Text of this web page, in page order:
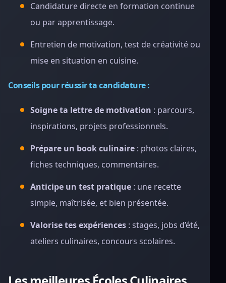
Candidature directe en formation continue
ou par apprentissage.
Entretien de motivation, test de créativité ou
mise en situation en cuisine.
Conseils pour réussir ta candidature :
Soigne ta lettre de motivation : parcours,
inspirations, projets professionnels.
Prépare un book culinaire : photos claires,
fiches techniques, commentaires.
Anticipe un test pratique : une recette
simple, maîtrisée, et bien présentée.
Valorise tes expériences : stages, jobs d’été,
ateliers culinaires, concours scolaires.